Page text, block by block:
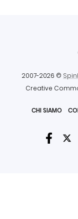
2007-2026 ©
Creative
CHI SIAMO